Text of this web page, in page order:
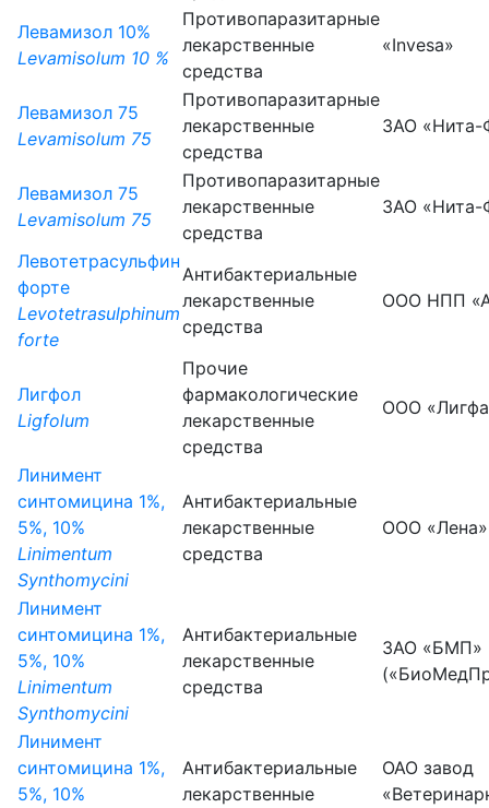
Левамизол 10%
Levamisolum 10 %
Противопаразитарные
лекарственные
средства
«Invesa»
Левамизол 75
Levamisolum 75
Противопаразитарные
лекарственные
средства
ЗАО
Левамизол 75
Levamisolum 75
Противопаразитарные
лекарственные
средства
ЗАО
Левотетрасульфин
форте
Levotetrasulphinum
forte
Антибактериальные
лекарственные
средства
ООО НПП
Лигфол
Ligfolum
Прочие
фармакологические
лекарственные
средства
ООО
Линимент
синтомицина 1%,
5%, 10%
Linimentum
Synthomycini
Антибактериальные
лекарственные
средства
ООО «Лена»
Линимент
синтомицина 1%,
5%, 10%
Linimentum
Synthomycini
Антибактериальные
лекарственные
средства
ЗАО «БМП»
Линимент
синтомицина 1%,
5%, 10%
Антибактериальные
лекарственные
ОАО завод